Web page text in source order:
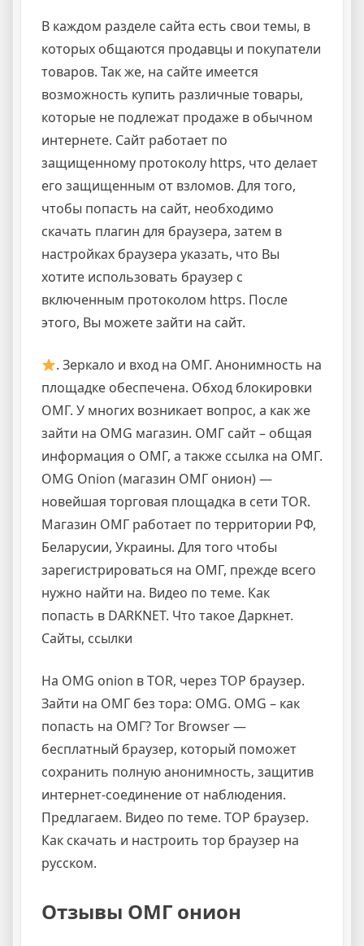
В каждом разделе сайта есть свои темы, в
которых общаются продавцы и покупатели
товаров. Так же, на сайте имеется
возможность купить различные товары,
которые не подлежат продаже в обычном
интернете. Сайт работает по
защищенному протоколу https, что делает
его защищенным от взломов. Для того,
чтобы попасть на сайт, необходимо
скачать плагин для браузера, затем в
настройках браузера указать, что Вы
хотите использовать браузер с
включенным протоколом https. После
этого, Вы можете зайти на сайт.
. Зеркало и вход на ОМГ. Анонимность на
площадке обеспечена. Обход блокировки
ОМГ. У многих возникает вопрос, а как же
зайти на OMG магазин. ОМГ сайт – общая
информация о ОМГ, а также ссылка на ОМГ.
OMG Onion (магазин ОМГ онион) —
новейшая торговая площадка в сети TOR.
Магазин ОМГ работает по территории РФ,
Беларусии, Украины. Для того чтобы
зарегистрироваться на ОМГ, прежде всего
нужно найти на. Видео по теме. Как
попасть в DARKNET. Что такое Даркнет.
Сайты, ссылки
На OMG onion в TOR, через ТОР браузер.
Зайти на ОМГ без тора: OMG. OMG – как
попасть на ОМГ? Tor Browser —
бесплатный браузер, который поможет
сохранить полную анонимность, защитив
интернет-соединение от наблюдения.
Предлагаем. Видео по теме. ТОР браузер.
Как скачать и настроить тор браузер на
русском.
Отзывы ОМГ онион